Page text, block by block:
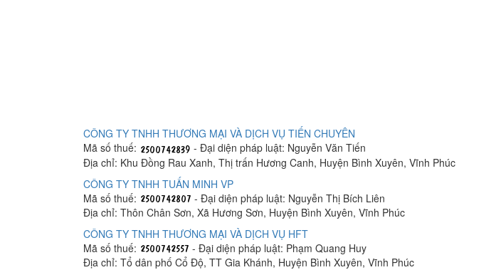
CÔNG TY TNHH THƯƠNG MẠI VÀ DỊCH VỤ TIẾN CHUYÊN
Mã số thuế:
- Đại diện pháp luật: Nguyễn Văn Tiến
Địa chỉ: Khu Đồng Rau Xanh, Thị trấn Hương Canh, Huyện Bình Xuyên, Vĩnh Phúc
CÔNG TY TNHH TUẤN MINH VP
Mã số thuế:
- Đại diện pháp luật: Nguyễn Thị Bích Liên
Địa chỉ: Thôn Chân Sơn, Xã Hương Sơn, Huyện Bình Xuyên, Vĩnh Phúc
CÔNG TY TNHH THƯƠNG MẠI VÀ DỊCH VỤ HFT
Mã số thuế:
- Đại diện pháp luật: Phạm Quang Huy
Địa chỉ: Tổ dân phố Cổ Độ, TT Gia Khánh, Huyện Bình Xuyên, Vĩnh Phúc